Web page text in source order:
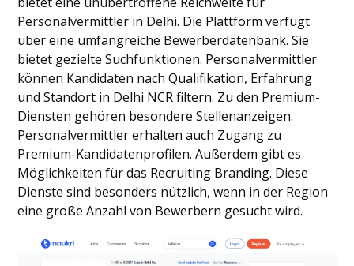
Personalvermittler in Delhi. Die Plattform verfügt
über eine umfangreiche Bewerberdatenbank. Sie
bietet gezielte Suchfunktionen. Personalvermittler
können Kandidaten nach Qualifikation, Erfahrung
und Standort in Delhi NCR filtern. Zu den Premium-
Diensten gehören besondere Stellenanzeigen.
Personalvermittler erhalten auch Zugang zu
Premium-Kandidatenprofilen. Außerdem gibt es
Möglichkeiten für das Recruiting Branding. Diese
Dienste sind besonders nützlich, wenn in der Region
eine große Anzahl von Bewerbern gesucht wird.